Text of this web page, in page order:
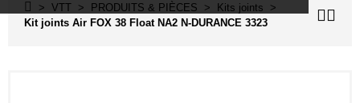
VTT PRODUITS & PIÈCES
Kits joints
Kit joints Air FOX 38 Float NA2 N-DURANCE 3323